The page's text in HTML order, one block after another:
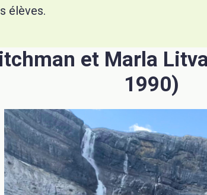
élèves.
et Marla
1990)